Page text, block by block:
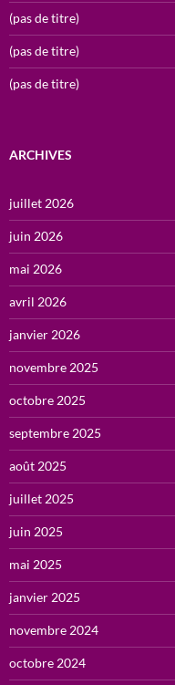
(pas de titre)
(pas de titre)
(pas de titre)
ARCHIVES
juillet 2026
juin 2026
mai 2026
avril 2026
janvier 2026
novembre 2025
octobre 2025
septembre 2025
août 2025
juillet 2025
juin 2025
mai 2025
janvier 2025
novembre 2024
octobre 2024